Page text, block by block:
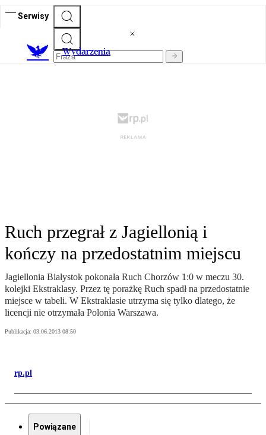
Serwisy
Wydarzenia
Ruch przegrał z Jagiellonią i
kończy na przedostatnim miejscu
Jagiellonia Białystok pokonała Ruch Chorzów 1:0 w meczu 30.
kolejki Ekstraklasy. Przez tę porażkę Ruch spadł na przedostatnie
miejsce w tabeli. W Ekstraklasie utrzyma się tylko dlatego, że
licencji nie otrzymała Polonia Warszawa.
Publikacja: 03.06.2013 08:50
rp.pl
Powiązane